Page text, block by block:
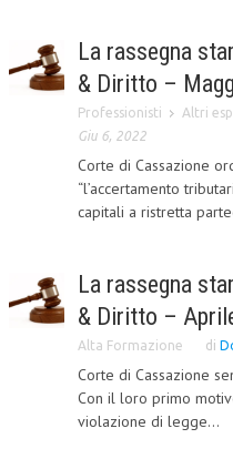
CORPORATE SOCIAL
ECONOMIA DELL’ARTE
HUMAN RESOURCES
RISORSE UMANE
TREASURY IN FINANCIAL
RISK MANAGEMENT
SVILUPPO SOSTENIBILE
PERSONA E CITTÀ
La rassegna
& Diritto –
Professionisti Altri
Giu 6, 2022
Corte di Cassazione
“l’accertamento
capitali a ristretta
La rassegna
& Diritto –
Alta Formazione di
Corte di Cassazione
Con il loro primo
violazione di legge...